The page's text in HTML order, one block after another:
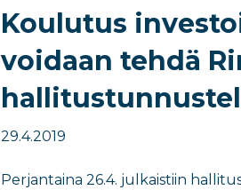
Koulutus
voidaan tehdä
29.4.2019
Perjantaina 26.4. julkaistiin